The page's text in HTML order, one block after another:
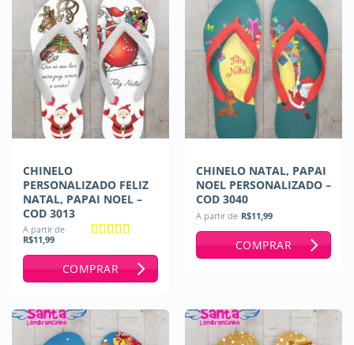
CHINELO
PERSONALIZADO FELIZ
NATAL, PAPAI NOEL –
COD 3013
A partir de
R$11,99
COMPRAR
CHINELO NATAL, PAPAI
NOEL PERSONALIZADO –
COD 3040
A partir de R$11,99
COMPRAR